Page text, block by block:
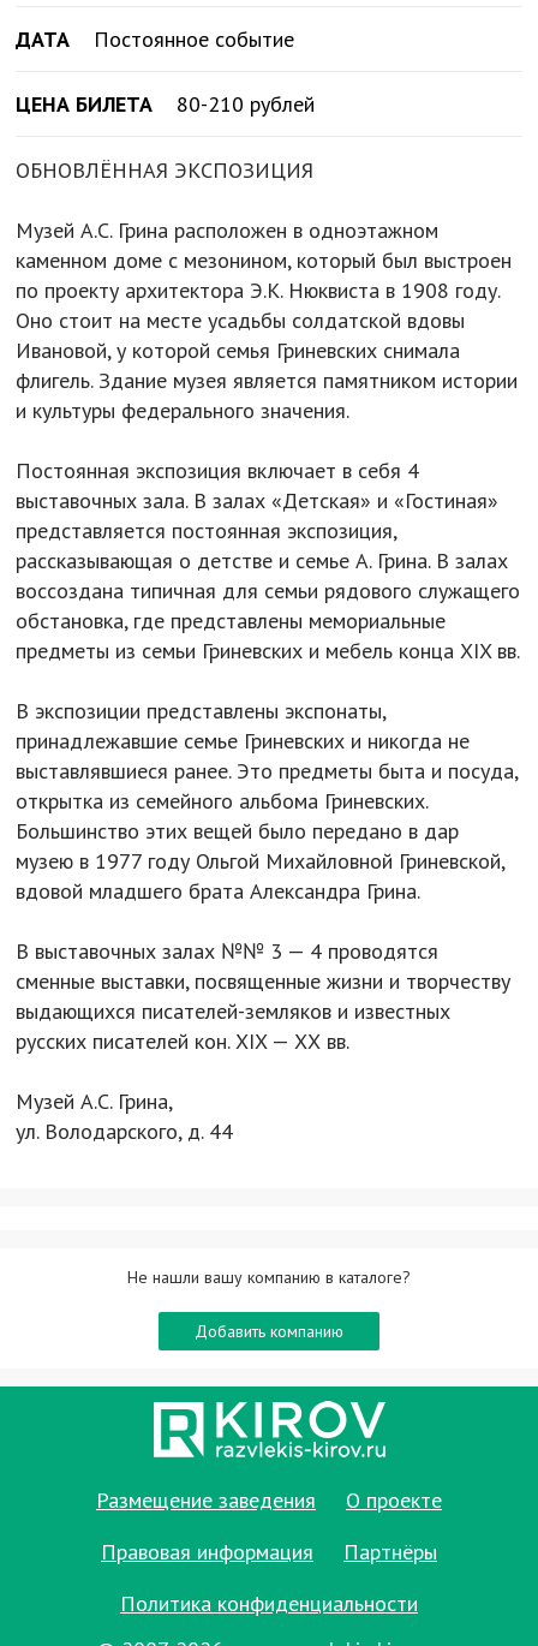
ДАТА Постоянное событие
ЦЕНА БИЛЕТА 80-210 рублей
ОБНОВЛЁННАЯ ЭКСПОЗИЦИЯ
Музей А.С. Грина расположен в одноэтажном
каменном доме с мезонином, который был выстроен
по проекту архитектора Э.К. Нюквиста в 1908 году.
Оно стоит на месте усадьбы солдатской вдовы
Ивановой, у которой семья Гриневских снимала
флигель. Здание музея является памятником истории
и культуры федерального значения.
Постоянная экспозиция включает в себя 4
выставочных зала. В залах «Детская» и «Гостиная»
представляется постоянная экспозиция,
рассказывающая о детстве и семье А. Грина. В залах
воссоздана типичная для семьи рядового служащего
обстановка, где представлены мемориальные
предметы из семьи Гриневских и мебель конца XIX вв.
В экспозиции представлены экспонаты,
принадлежавшие семье Гриневских и никогда не
выставлявшиеся ранее. Это предметы быта и посуда,
открытка из семейного альбома Гриневских.
Большинство этих вещей было передано в дар
музею в 1977 году Ольгой Михайловной Гриневской,
вдовой младшего брата Александра Грина.
В выставочных залах №№ 3 — 4 проводятся
сменные выставки, посвященные жизни и творчеству
выдающихся писателей-земляков и известных
русских писателей кон. XIX — ХХ вв.
Музей А.С. Грина,
ул. Володарского, д. 44
Не нашли вашу компанию в каталоге?
Добавить компанию
Размещение заведения
О проекте
Правовая информация
Партнёры
Политика конфиденциальности